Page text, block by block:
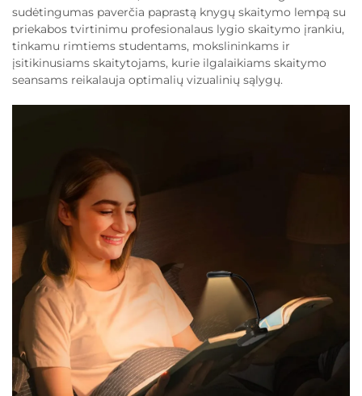
sudėtingumas paverčia paprastą knygų skaitymo lempą su
priekabos tvirtinimu profesionalaus lygio skaitymo įrankiu,
tinkamu rimtiems studentams, mokslininkams ir
įsitikinusiams skaitytojams, kurie ilgalaikiams skaitymo
seansams reikalauja optimalių vizualinių sąlygų.